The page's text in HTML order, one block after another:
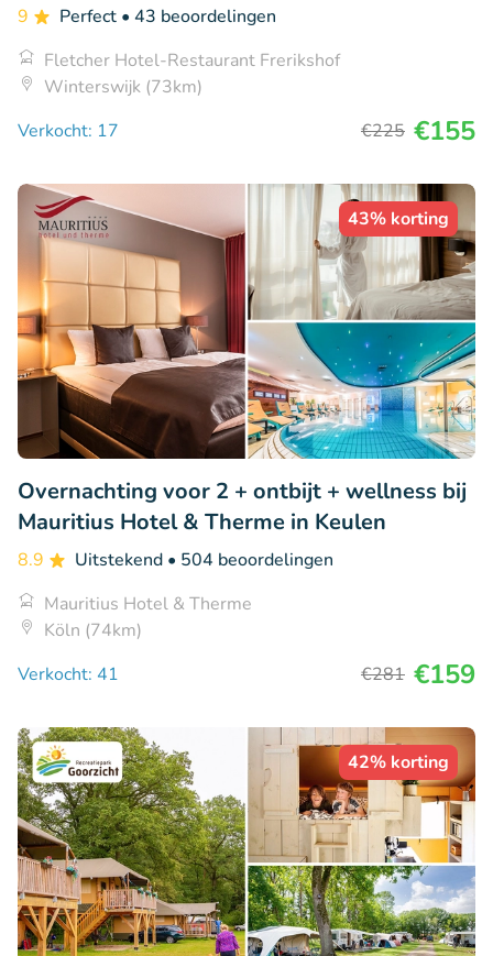
9 Perfect • 43 beoordelingen
Fletcher Hotel-Restaurant Frerikshof
Winterswijk (73km)
Verkocht: 17
€225 €155
43% korting
Overnachting voor 2 + ontbijt + wellness bij
Mauritius Hotel & Therme in Keulen
8.9 Uitstekend • 504 beoordelingen
Mauritius Hotel & Therme
Köln (74km)
Verkocht: 41
€281 €159
42% korting